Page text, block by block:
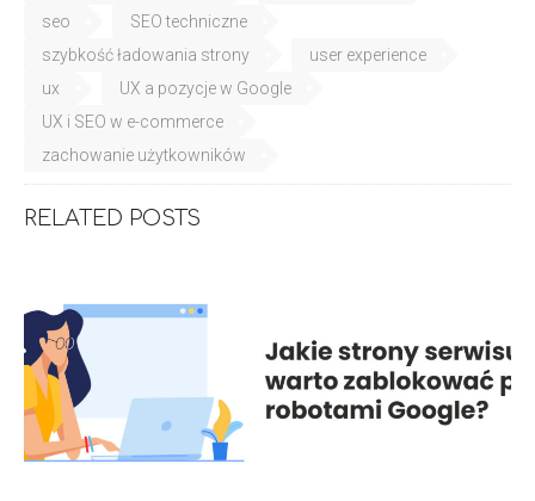
seo
SEO techniczne
szybkość ładowania strony
user experience
ux
UX a pozycje w Google
UX i SEO w e-commerce
zachowanie użytkowników
RELATED POSTS